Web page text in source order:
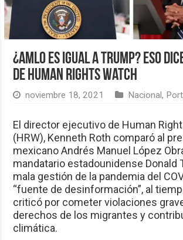
¿AMLO es igual a Trump? Eso
de Human Rights Watch
noviembre 18, 2021 Nacional,
El director ejecutivo de Human
(HRW), Kenneth Roth comparó al
mexicano Andrés Manuel López
mandatario estadounidense Donald
mala gestión de la pandemia del
“fuente de desinformación”, al
criticó por cometer violaciones
derechos de los migrantes y
climática.